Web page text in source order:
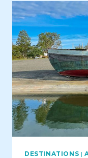
DESTINATIONS |